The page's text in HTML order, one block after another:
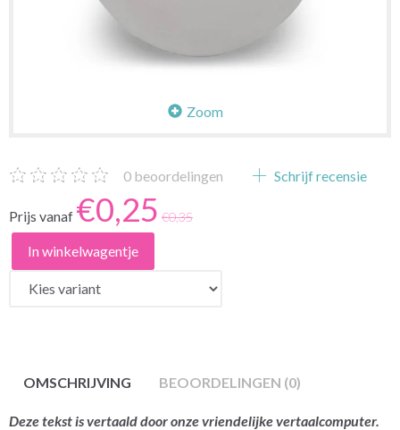
Zoom
0 beoordelingen Schrijf recensie
Prijs vanaf €0,25 €0,35
In winkelwagentje
OMSCHRIJVING BEOORDELINGEN (0)
Deze tekst is vertaald door onze vriendelijke vertaalcomputer.